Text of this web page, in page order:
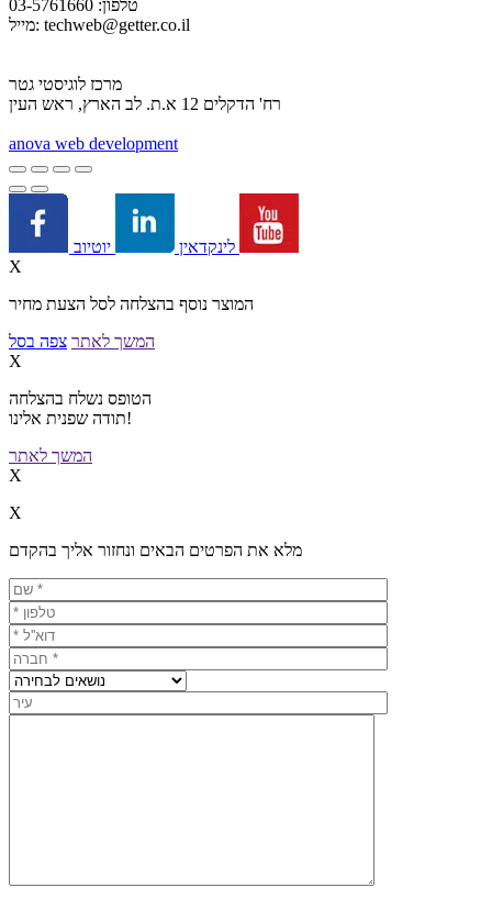
טלפון: 03-5761660
מייל: techweb@getter.co.il
מרכז לוגיסטי גטר
רח' הדקלים 12 א.ת. לב הארץ, ראש העין
anova web development
לינקדאין
X
המוצר נוסף בהצלחה לסל הצעת מחיר
המשך לאתר צפה בסל
X
הטופס נשלח בהצלחה
תודה שפנית אלינו!
המשך לאתר
X
X
מלא את הפרטים הבאים ונחזור אליך בהקדם